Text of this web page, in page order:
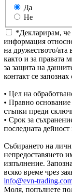
Да
Не
*Декларирам, че
информация
на дружеството/ата
както и за правата
за защита на
контакт се
• Цел на
• Правно
стъпки преди
• Срок за
последната
Събирането на
непредоставянето
изпълнение.
всяко време чрез
info@evn-
Моля, попълнете